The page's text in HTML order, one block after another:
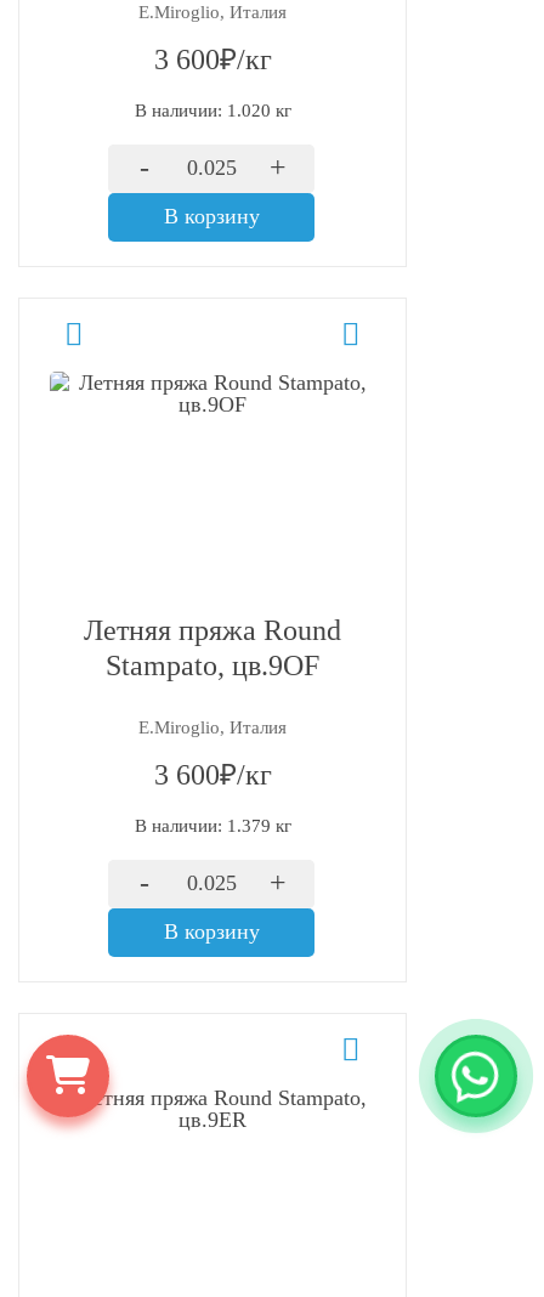
E.Miroglio, Италия
3 600₽/кг
В наличии: 1.020 кг
- +
В корзину
Летняя пряжа Round
Stampato, цв.9OF
E.Miroglio, Италия
3 600₽/кг
В наличии: 1.379 кг
- +
В корзину